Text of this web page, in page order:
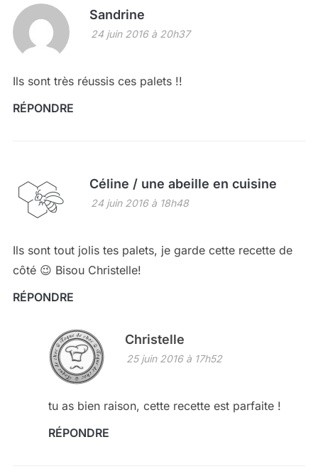
Sandrine
24 juin 2016 à 20h37
Ils sont très réussis ces palets !!
RÉPONDRE
Céline / une abeille en cuisine
24 juin 2016 à 18h48
Ils sont tout jolis tes palets, je garde cette recette de
côté 😉 Bisou Christelle!
RÉPONDRE
Christelle
25 juin 2016 à 17h52
tu as bien raison, cette recette est parfaite !
RÉPONDRE